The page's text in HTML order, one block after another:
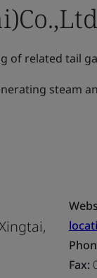
of related tail
steam
Fax: